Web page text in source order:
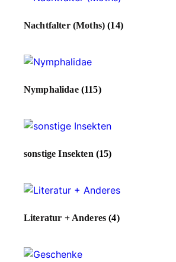
Nachtfalter (Moths)(14)
Nymphalidae (115)
sonstige Insekten (15)
Literatur + Anderes(4)